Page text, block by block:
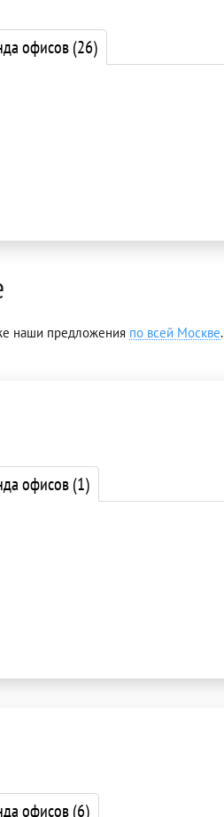
офисов(26)
наши предложения по всей Москве.
офисов(1)
офисов(6)